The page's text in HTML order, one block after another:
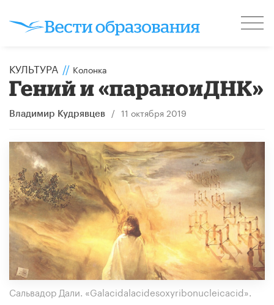
КУЛЬТУРА // Колонка
Гений и «параноиДНК»
Владимир Кудрявцев / 11 октября 2019
Сальвадор Дали. «Galacidalacidesoxyribonucleicacid».